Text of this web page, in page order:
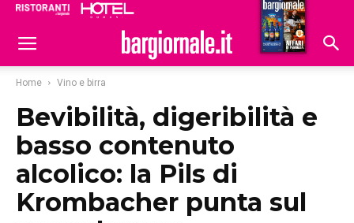
Hoteldomani
Home Vino e birra
Bevibilità, digeribilità e
basso contenuto
alcolico: la Pils di
Krombacher punta sul